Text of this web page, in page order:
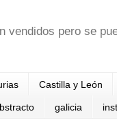
vendidos pero se
Castilla y León
galicia